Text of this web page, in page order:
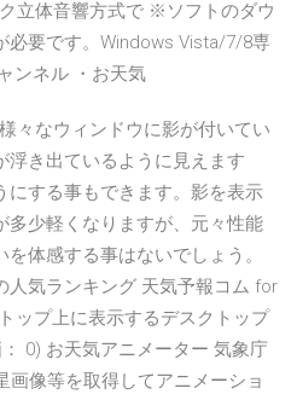
立体音響方式で ※ソフトのダウ
必要です。Windows Vista/7/8専
ンネル ・お天気
々なウィンドウに影が付いてい
浮き出ているように見えます
にする事もできます。影を表示
多少軽くなりますが、元々性能
体感する事はないでしょう。
人気ランキング 天気予報コム for
ップ上に表示するデスクトップ
0) お天気アニメーター 気象庁
画像等を取得してアニメーショ